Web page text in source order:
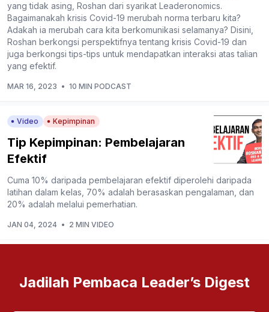
yang tidak asing, Roshan dari syarikat Leaderonomics.
Bagaimanakah krisis Covid-19 merubah norma terbaru kita?
Adakah ia merubah cara kita berkomunikasi selamanya? Disini,
Roshan berkongsi perspektifnya tentang krisis Covid-19 dan
juga berkongsi tips-tips untuk mendapatkan interaksi atas talian
yang efektif.
MAR 16, 2023 • 10 MIN PODCAST
Video Kepimpinan
Tip Kepimpinan: Pembelajaran
Efektif
Cuma 10% daripada pembelajaran efektif diperolehi daripada
latihan dalam kelas, 70% adalah berasaskan pengalaman, dan
20% adalah melalui pemerhatian.
JAN 04, 2024 • 2 MIN VIDEO
Jadilah Pembaca Leader’s Digest